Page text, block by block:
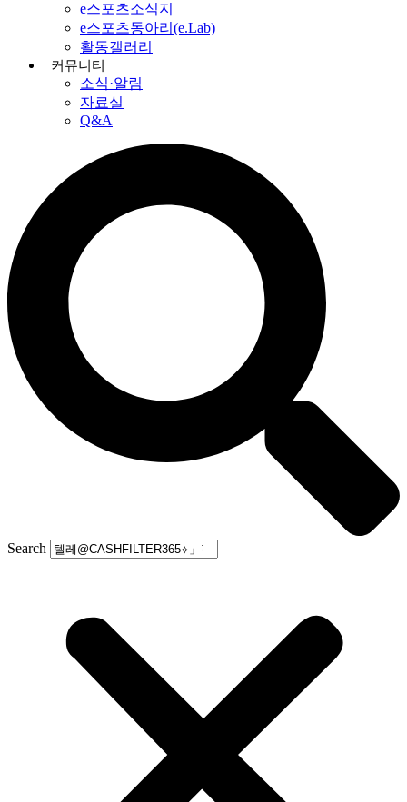
e스포츠소식지
e스포츠동아리(e.Lab)
활동갤러리
커뮤니티
소식·알림
자료실
Q&A
Search